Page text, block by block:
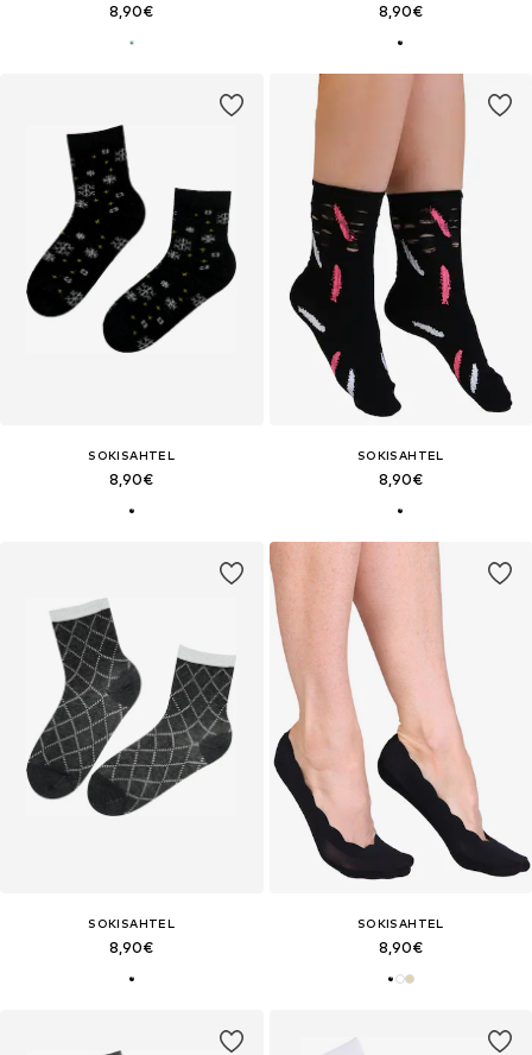
8,90€ 8,90€
SOKISAHTEL
8,90€
SOKISAHTEL
8,90€
SOKISAHTEL
8,90€
SOKISAHTEL
8,90€